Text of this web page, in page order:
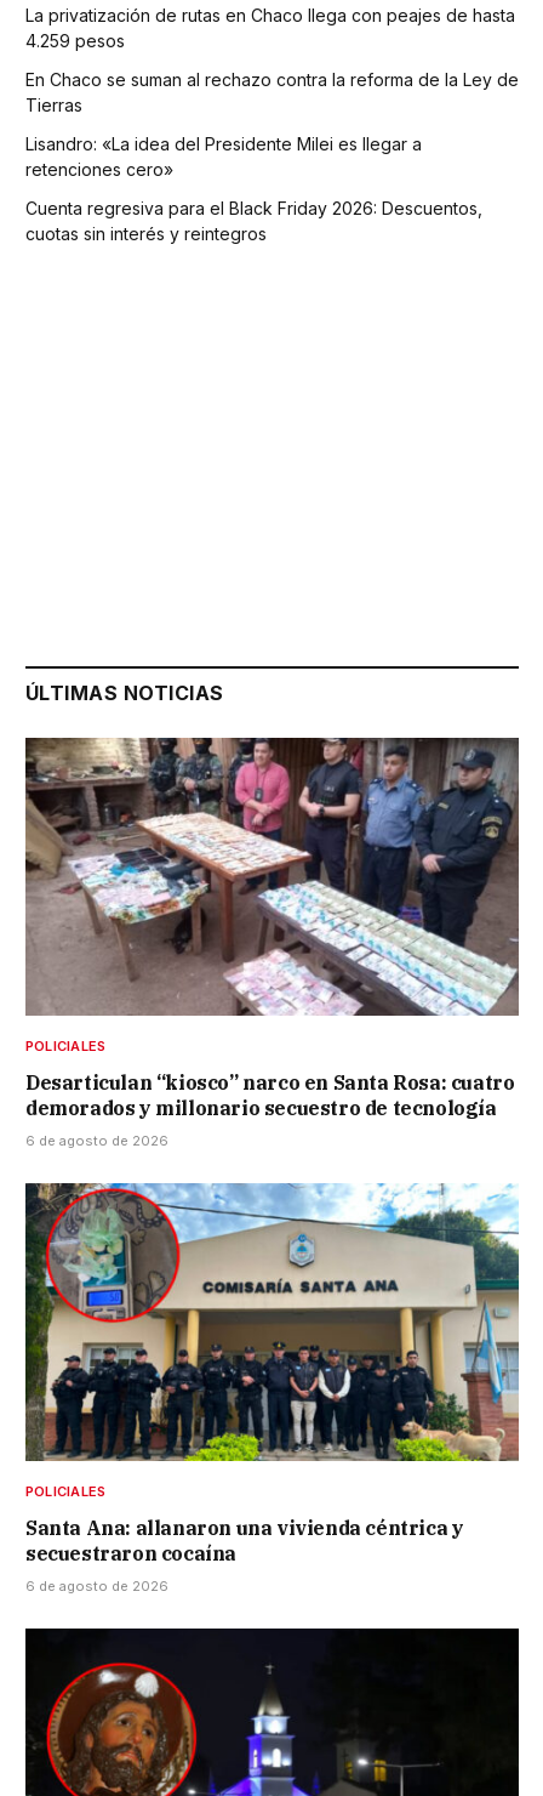
La privatización de rutas en Chaco llega con peajes de hasta
4.259 pesos
En Chaco se suman al rechazo contra la reforma de la Ley de
Tierras
Lisandro: «La idea del Presidente Milei es llegar a
retenciones cero»
Cuenta regresiva para el Black Friday 2026: Descuentos,
cuotas sin interés y reintegros
ÚLTIMAS NOTICIAS
POLICIALES
Desarticulan “kiosco” narco en Santa Rosa: cuatro
demorados y millonario secuestro de tecnología
6 de agosto de 2026
POLICIALES
Santa Ana: allanaron una vivienda céntrica y
secuestraron cocaína
6 de agosto de 2026